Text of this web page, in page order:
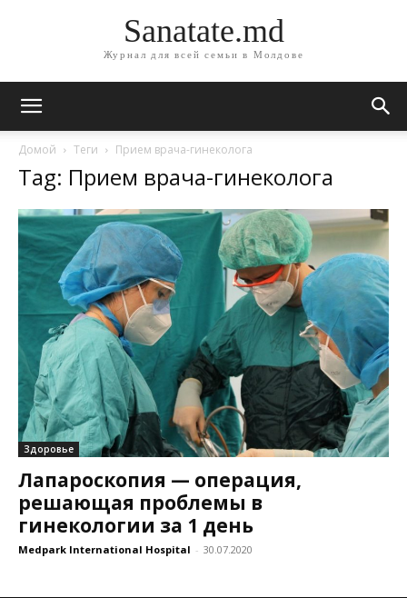
Sanatate.md
Журнал для всей семьи в Молдове
Домой Теги Прием врача-гинеколога
Tag: Прием врача-гинеколога
Здоровье
Лапароскопия — операция,
решающая проблемы в
гинекологии за 1 день
Medpark International Hospital - 30.07.2020